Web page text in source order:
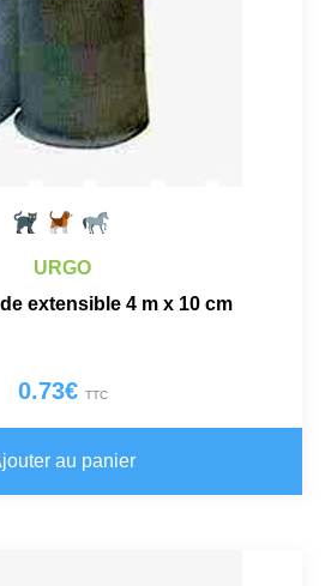
URGO
extensible 4 m x 10 cm
0.73€ TTC
au panier